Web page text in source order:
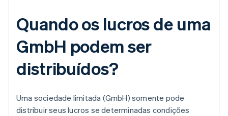
Quando os lucros de uma
GmbH podem ser
distribuídos?
Uma sociedade limitada (GmbH) somente pode
distribuir seus lucros se determinadas condições